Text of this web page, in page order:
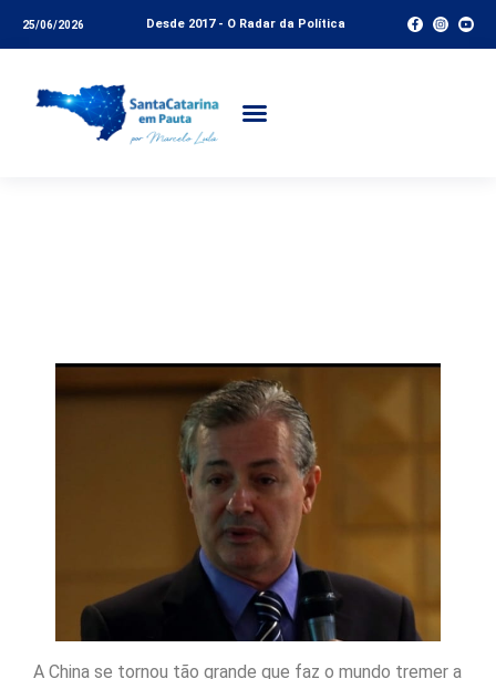
25/06/2026 Desde 2017 - O Radar da Política
A China se tornou tão grande que faz o mundo tremer a